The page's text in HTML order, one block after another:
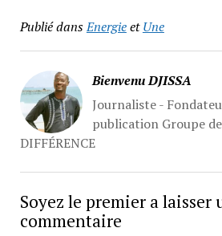
Publié dansEnergieetUne
Bienvenu DJISSA
Journaliste -
publication Groupe
DIFFÉRENCE
Soyez le premier a laisser
commentaire